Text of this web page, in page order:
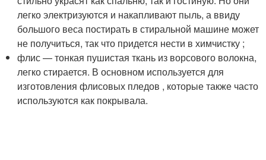
легко электризуются и накапливают пыль, а ввиду
большого веса постирать в стиральной машине может
не получиться, так что придется нести в химчистку ;
флис — тонкая пушистая ткань из ворсового волокна,
легко стирается. В основном используется для
изготовления флисовых пледов , которые также часто
используются как покрывала.